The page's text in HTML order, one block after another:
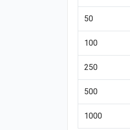
50
100
250
500
1000